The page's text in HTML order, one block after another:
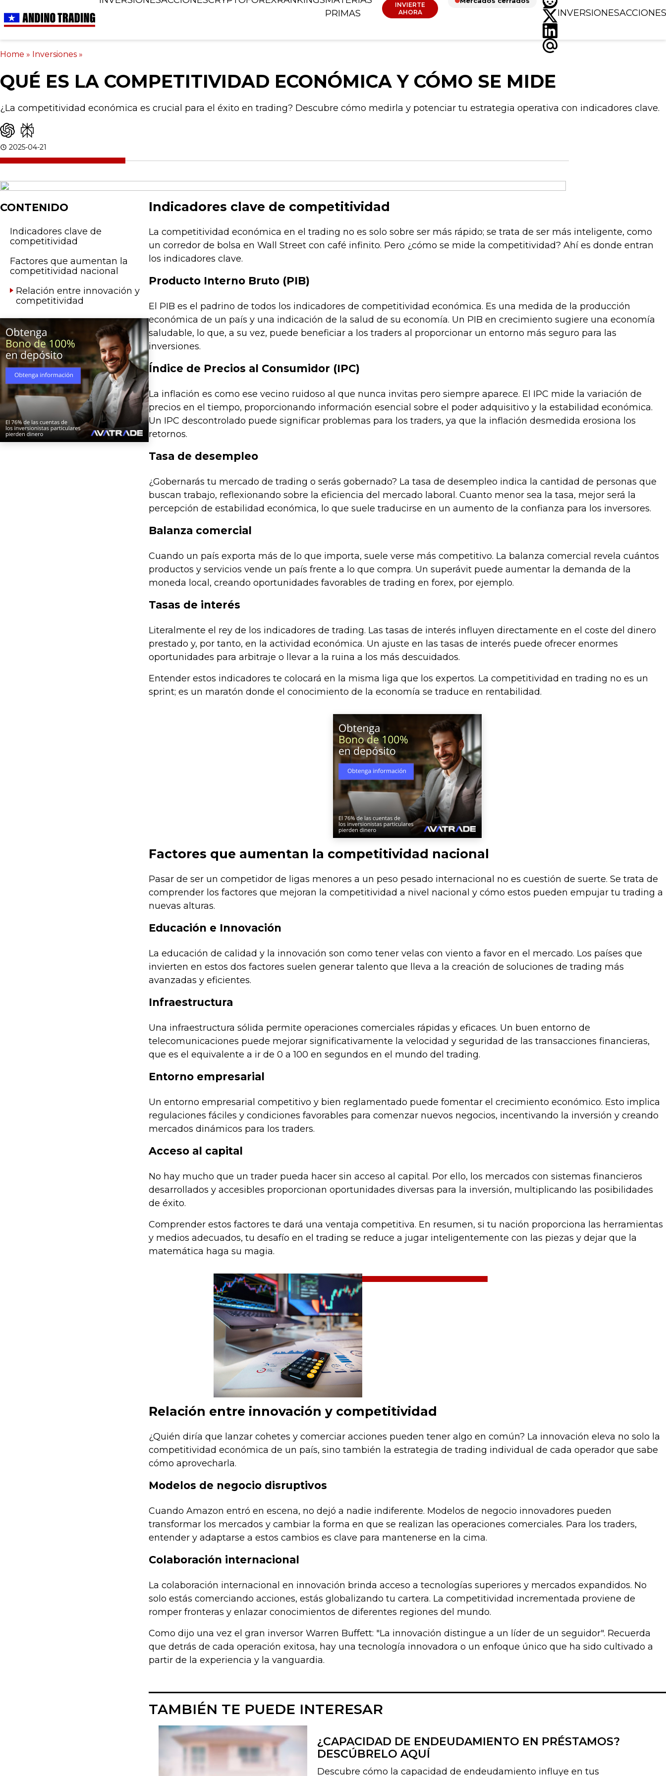
PRIMAS
INVIERTE
AHORA
INVERSIONESACCIONES
Home » Inversiones »
QUÉ ES LA COMPETITIVIDAD ECONÓMICA Y CÓMO SE MIDE
¿La competitividad económica es crucial para el éxito en trading? Descubre cómo medirla y potenciar tu estrategia operativa con indicadores clave.
2025-04-21
CONTENIDO
Indicadores clave de
competitividad
Factores que aumentan la
competitividad nacional
Relación entre innovación y
competitividad
Indicadores clave de competitividad
La competitividad económica en el trading no es solo sobre ser más rápido; se trata de ser más inteligente, como
un corredor de bolsa en Wall Street con café infinito. Pero ¿cómo se mide la competitividad? Ahí es donde entran
los indicadores clave.
Producto Interno Bruto (PIB)
El PIB es el padrino de todos los indicadores de competitividad económica. Es una medida de la producción
económica de un país y una indicación de la salud de su economía. Un PIB en crecimiento sugiere una economía
saludable, lo que, a su vez, puede beneficiar a los traders al proporcionar un entorno más seguro para las
inversiones.
Índice de Precios al Consumidor (IPC)
La inflación es como ese vecino ruidoso al que nunca invitas pero siempre aparece. El IPC mide la variación de
precios en el tiempo, proporcionando información esencial sobre el poder adquisitivo y la estabilidad económica.
Un IPC descontrolado puede significar problemas para los traders, ya que la inflación desmedida erosiona los
retornos.
Tasa de desempleo
¿Gobernarás tu mercado de trading o serás gobernado? La tasa de desempleo indica la cantidad de personas que
buscan trabajo, reflexionando sobre la eficiencia del mercado laboral. Cuanto menor sea la tasa, mejor será la
percepción de estabilidad económica, lo que suele traducirse en un aumento de la confianza para los inversores.
Balanza comercial
Cuando un país exporta más de lo que importa, suele verse más competitivo. La balanza comercial revela cuántos
productos y servicios vende un país frente a lo que compra. Un superávit puede aumentar la demanda de la
moneda local, creando oportunidades favorables de trading en forex, por ejemplo.
Tasas de interés
Literalmente el rey de los indicadores de trading. Las tasas de interés influyen directamente en el coste del dinero
prestado y, por tanto, en la actividad económica. Un ajuste en las tasas de interés puede ofrecer enormes
oportunidades para arbitraje o llevar a la ruina a los más descuidados.
Entender estos indicadores te colocará en la misma liga que los expertos. La competitividad en trading no es un
sprint; es un maratón donde el conocimiento de la economía se traduce en rentabilidad.
Factores que aumentan la competitividad nacional
Pasar de ser un competidor de ligas menores a un peso pesado internacional no es cuestión de suerte. Se trata de
comprender los factores que mejoran la competitividad a nivel nacional y cómo estos pueden empujar tu trading a
nuevas alturas.
Educación e Innovación
La educación de calidad y la innovación son como tener velas con viento a favor en el mercado. Los países que
invierten en estos dos factores suelen generar talento que lleva a la creación de soluciones de trading más
avanzadas y eficientes.
Infraestructura
Una infraestructura sólida permite operaciones comerciales rápidas y eficaces. Un buen entorno de
telecomunicaciones puede mejorar significativamente la velocidad y seguridad de las transacciones financieras,
que es el equivalente a ir de 0 a 100 en segundos en el mundo del trading.
Entorno empresarial
Un entorno empresarial competitivo y bien reglamentado puede fomentar el crecimiento económico. Esto implica
regulaciones fáciles y condiciones favorables para comenzar nuevos negocios, incentivando la inversión y creando
mercados dinámicos para los traders.
Acceso al capital
No hay mucho que un trader pueda hacer sin acceso al capital. Por ello, los mercados con sistemas financieros
desarrollados y accesibles proporcionan oportunidades diversas para la inversión, multiplicando las posibilidades
de éxito.
Comprender estos factores te dará una ventaja competitiva. En resumen, si tu nación proporciona las herramientas
y medios adecuados, tu desafío en el trading se reduce a jugar inteligentemente con las piezas y dejar que la
matemática haga su magia.
Relación entre innovación y competitividad
¿Quién diría que lanzar cohetes y comerciar acciones pueden tener algo en común? La innovación eleva no solo la
competitividad económica de un país, sino también la estrategia de trading individual de cada operador que sabe
cómo aprovecharla.
Modelos de negocio disruptivos
Cuando Amazon entró en escena, no dejó a nadie indiferente. Modelos de negocio innovadores pueden
transformar los mercados y cambiar la forma en que se realizan las operaciones comerciales. Para los traders,
entender y adaptarse a estos cambios es clave para mantenerse en la cima.
Colaboración internacional
La colaboración internacional en innovación brinda acceso a tecnologías superiores y mercados expandidos. No
solo estás comerciando acciones, estás globalizando tu cartera. La competitividad incrementada proviene de
romper fronteras y enlazar conocimientos de diferentes regiones del mundo.
Como dijo una vez el gran inversor Warren Buffett: "La innovación distingue a un líder de un seguidor". Recuerda
que detrás de cada operación exitosa, hay una tecnología innovadora o un enfoque único que ha sido cultivado a
partir de la experiencia y la vanguardia.
TAMBIÉN TE PUEDE INTERESAR
¿CAPACIDAD DE ENDEUDAMIENTO EN PRÉSTAMOS?
DESCÚBRELO AQUÍ
Descubre cómo la capacidad de endeudamiento influye en tus